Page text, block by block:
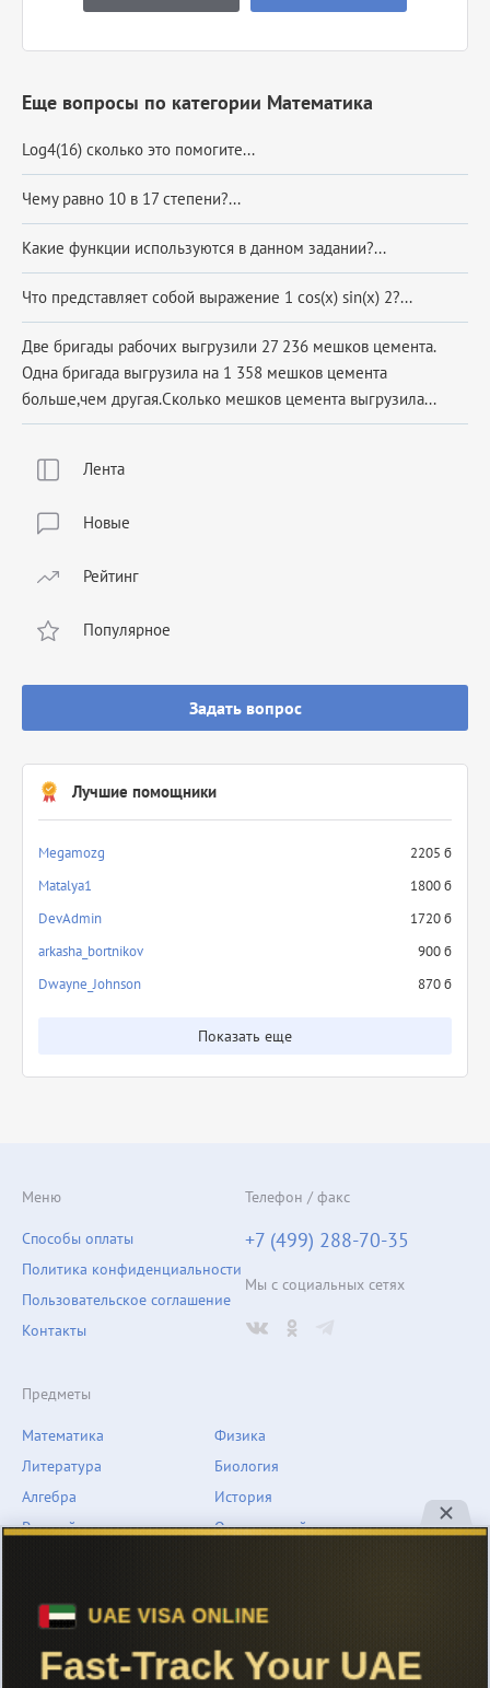
Лента
Новые
Рейтинг
Популярное
Задать вопрос
Лучшие помощники
Megamozg
2205 б
Matalya1
1800 б
DevAdmin
1720 б
arkasha_bortnikov
900 б
Dwayne_Johnson
870 б
Показать еще
Еще вопросы по категории Математика
Log4(16) сколько это помогите...
Чему равно 10 в 17 степени?...
Какие функции используются в данном задании?...
Что представляет собой выражение 1 cos(x) sin(x) 2?...
Две бригады рабочих выгрузили 27 236 мешков цемента.
Одна бригада выгрузила на 1 358 мешков цемента
больше,чем другая.Сколько мешков цемента выгрузила...
Предметы
Математика
Литература
Алгебра
Русский язык
Физика
Биология
История
Окружающий мир
Обществознание
Английский язык
Немецкий язык
Музыка
ОБЖ
Другое
Меню
Способы оплаты
Политика конфиденциальности
Пользовательское соглашение
Контакты
Телефон / факс
+7 (499) 288-70-35
Мы с социальных сетях